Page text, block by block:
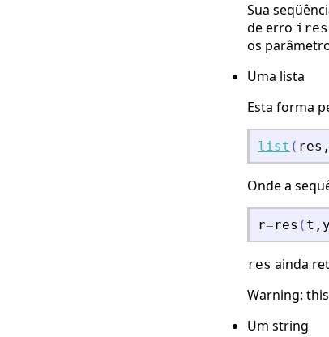
Sua
de erro ires
os
Uma lista
Esta forma
list ( res ,
Onde a
r=res ( t , y
res ainda
Warning:
Um string